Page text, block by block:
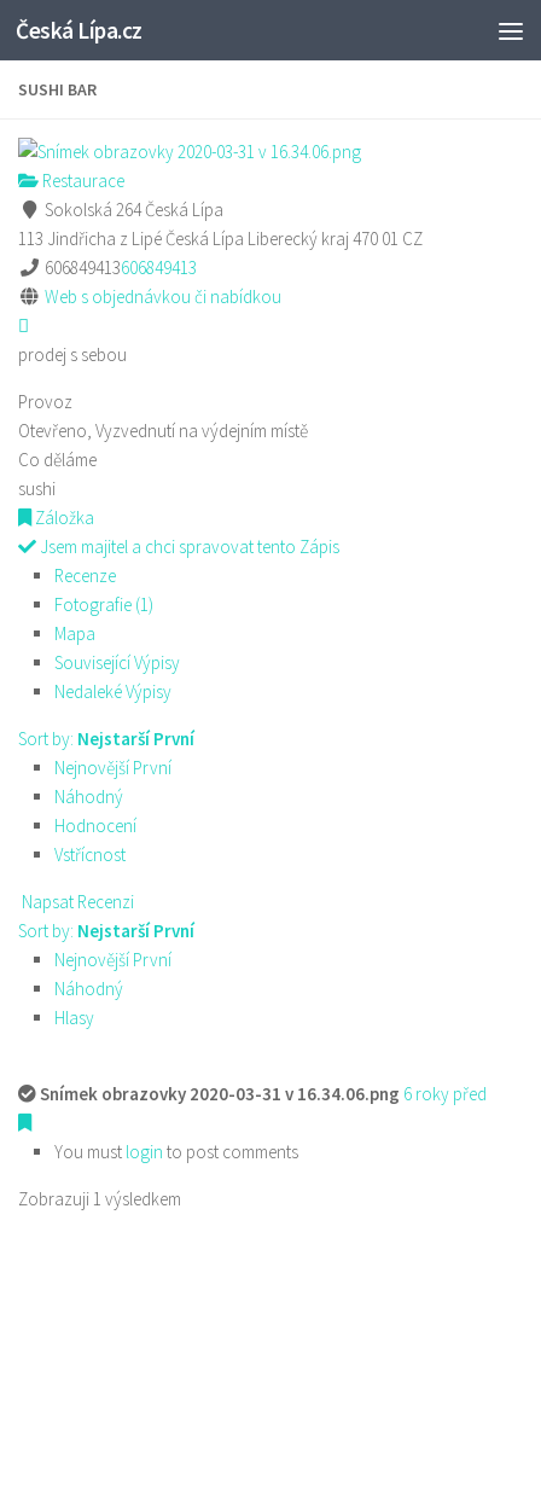
Skip to content
Česká Lípa.cz
SUSHI BAR
Restaurace
Sokolská 264 Česká Lípa
113 Jindřicha z Lipé Česká Lípa Liberecký kraj470 01 CZ
606849413606849413
Web s objednávkou či nabídkou
prodej s sebou
Provoz
Otevřeno, Vyzvednutí na výdejním místě
Co děláme
sushi
Záložka
Jsem majitel a chci spravovat tento Zápis
Recenze
Fotografie (1)
Mapa
Související Výpisy
Nedaleké Výpisy
Sort by: Nejstarší První
Nejnovější První
Náhodný
Hodnocení
Vstřícnost
Napsat Recenzi
Sort by: Nejstarší První
Nejnovější První
Náhodný
Hlasy
Snímek obrazovky 2020-03-31 v 16.34.06.png 6 roky před
You must login to post comments
Zobrazuji 1 výsledkem